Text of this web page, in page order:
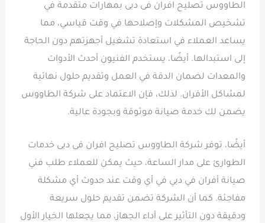
الطاووس تصليح افران فى دبى بمهارات متقدمة في
تشخيص المشكلات وإصلاحها في وقت قياسي، مما
يساعد العملاء في استعادة تشغيل أجهزتهم دون الحاجة
إلى استبدالها. أيضًا، يستخدم الفنيون أحدث الأدوات
والمعدات لضمان الدقة في العمل وتقديم حلول نهائية
لمشاكل الأفران. لذلك، فإن الاعتماد على شركة الطاووس
يضمن لك خدمة صيانة موثوقة وبجودة عالية.
أيضًا، توفر شركة الطاووس تصليح افران فى دبى خدمات
الطوارئ على مدار الساعة، حيث يمكن للعملاء طلب فني
صيانة أفران في دبي في أي وقت عند حدوث أي مشكلة
مفاجئة. كما أن الشركة تضمن تقديم حلول سريعة
ودقيقة دون التأثير على أداء الجهاز، مما يجعلها الخيار الأول